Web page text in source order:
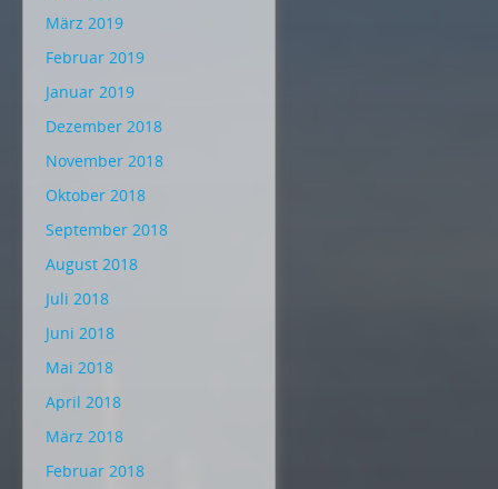
März 2019
Februar 2019
Januar 2019
Dezember 2018
November 2018
Oktober 2018
September 2018
August 2018
Juli 2018
Juni 2018
Mai 2018
April 2018
März 2018
Februar 2018